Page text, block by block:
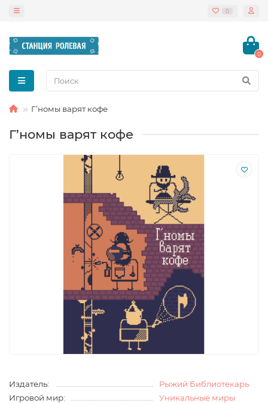
0
0
Г’номы варят кофе
Г’номы варят кофе
Издатель:
Рыжий Библиотекарь
Игровой мир:
Уникальные миры